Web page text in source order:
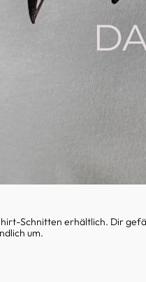
Schnitten erhältlich. Dir
um.